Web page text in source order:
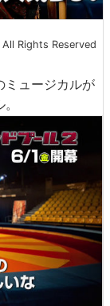
Rights Reserved
ミュージカルが